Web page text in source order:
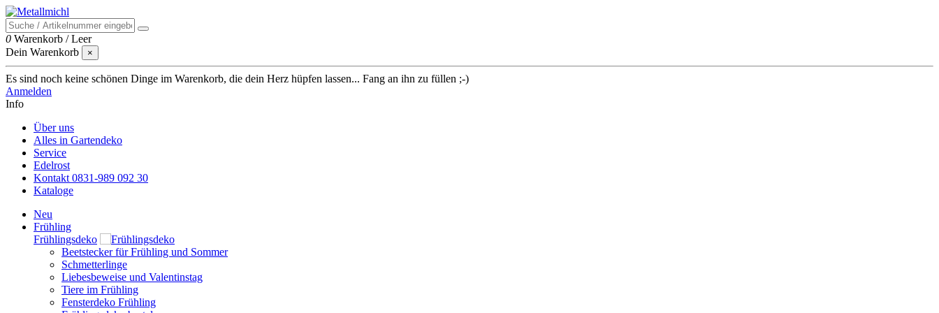
0 Warenkorb /Leer
Dein Warenkorb
×
Es sind noch keine schönen Dinge im Warenkorb, die dein Herz hüpfen lassen... Fang an ihn zu füllen ;-)
Anmelden
Info
Über uns
Alles in Gartendeko
Service
Edelrost
Kontakt 0831-989 092 30
Kataloge
Neu
Frühling
Frühlingsdeko
Beetstecker für Frühling und Sommer
Schmetterlinge
Liebesbeweise und Valentinstag
Tiere im Frühling
Fensterdeko Frühling